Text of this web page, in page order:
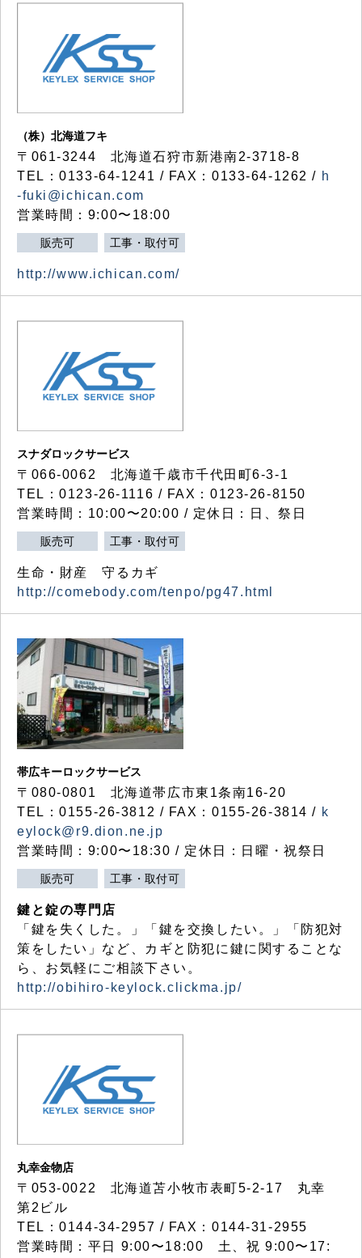
（株）北海道フキ
〒061-3244 北海道石狩市新港南2-3718-8
TEL：0133-64-1241 / FAX：0133-64-1262 / h
-fuki@ichican.com
営業時間：9:00〜18:00
販売可 工事・取付可
http://www.ichican.com/
スナダロックサービス
〒066-0062 北海道千歳市千代田町6-3-1
TEL：0123-26-1116 / FAX：0123-26-8150
営業時間：10:00〜20:00 / 定休日：日、祭日
販売可 工事・取付可
生命・財産 守るカギ
http://comebody.com/tenpo/pg47.html
帯広キーロックサービス
〒080-0801 北海道帯広市東1条南16-20
TEL：0155-26-3812 / FAX：0155-26-3814 / k
eylock@r9.dion.ne.jp
営業時間：9:00〜18:30 / 定休日：日曜・祝祭日
販売可 工事・取付可
鍵と錠の専門店
「鍵を失くした。」「鍵を交換したい。」「防犯対
策をしたい」など、カギと防犯に鍵に関することな
ら、お気軽にご相談下さい。
http://obihiro-keylock.clickma.jp/
丸幸金物店
〒053-0022 北海道苫小牧市表町5-2-17 丸幸
第2ビル
TEL：0144-34-2957 / FAX：0144-31-2955
営業時間：平日 9:00〜18:00 土、祝 9:00〜17: